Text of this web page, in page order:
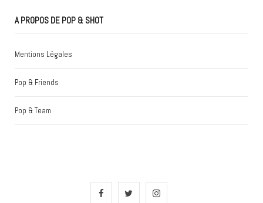
A PROPOS DE POP & SHOT
Mentions Légales
Pop & Friends
Pop & Team
F I